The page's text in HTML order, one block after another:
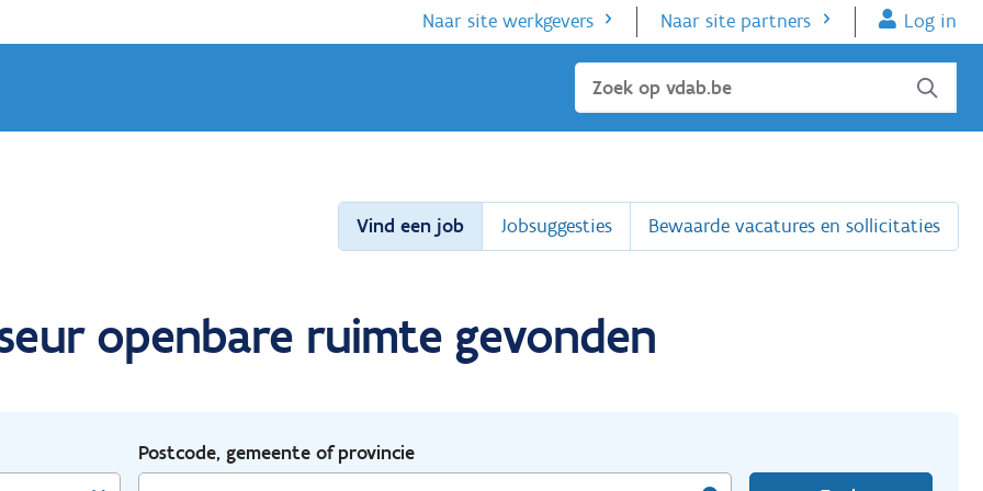
Naar site werkgevers Naar site partners Log in
Sluiten
Vind een job Jobsuggesties Bewaarde vacatures en sollicitaties
openbare ruimte gevonden
Postcode, gemeente of provincie